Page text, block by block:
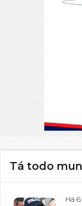
Tá todo
Há